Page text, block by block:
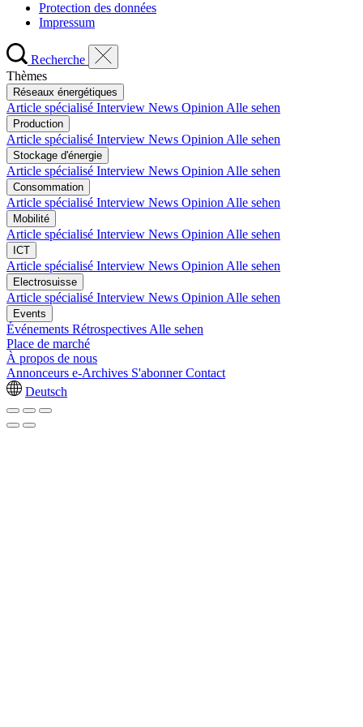
Protection des données
Impressum
Recherche
Thèmes
Réseaux énergétiques
Article spécialisé Interview News Opinion Alle sehen
Production
Article spécialisé Interview News Opinion Alle sehen
Stockage d'énergie
Article spécialisé Interview News Opinion Alle sehen
Consommation
Article spécialisé Interview News Opinion Alle sehen
Mobilité
Article spécialisé Interview News Opinion Alle sehen
ICT
Article spécialisé Interview News Opinion Alle sehen
Electrosuisse
Article spécialisé Interview News Opinion Alle sehen
Events
Événements Rétrospectives Alle sehen
Place de marché
À propos de nous
Annonceurs e-Archives S'abonnerContact
Deutsch